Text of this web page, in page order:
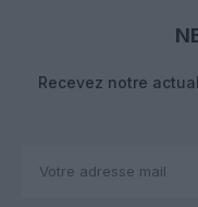
Recevez notre